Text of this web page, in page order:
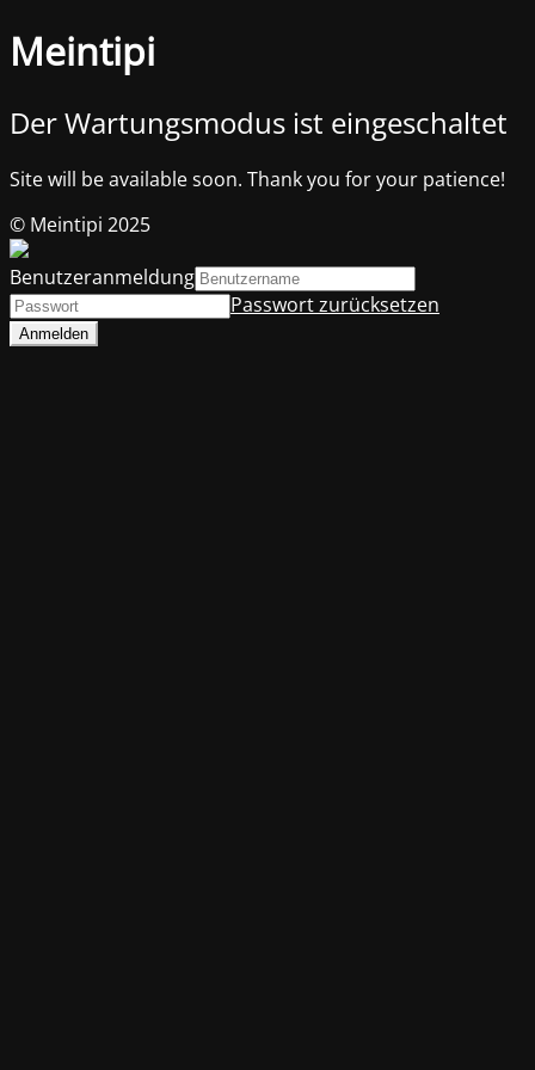
Meintipi
Der Wartungsmodus ist eingeschaltet
Site will be available soon. Thank you for your patience!
© Meintipi 2025
Benutzeranmeldung
Passwort zurücksetzen